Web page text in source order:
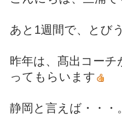
あと1週間で、とび
昨年は、髙出コー
ってもらいます
静岡と言えば・・・。